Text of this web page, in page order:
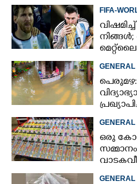
FIFA-
GENERAL
പെരുമഴ:
GENERAL
ഒരു
73കാരൻ
GENERAL